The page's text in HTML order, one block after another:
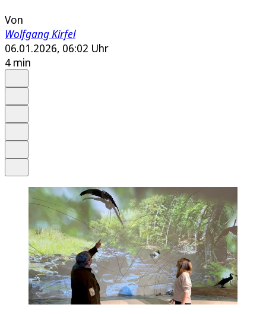
Von
Wolfgang Kirfel
06.01.2026, 06:02 Uhr
4 min